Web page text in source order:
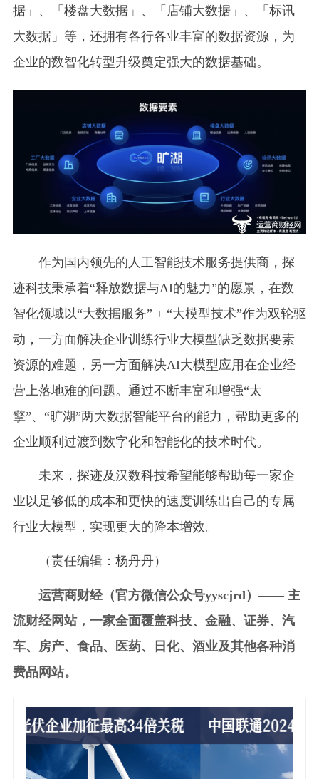
据」、「楼盘大数据」、「店铺大数据」、「标讯
大数据」等，还拥有各行各业丰富的数据资源，为
企业的数智化转型升级奠定强大的数据基础。
作为国内领先的人工智能技术服务提供商，探
迹科技秉承着“释放数据与AI的魅力”的愿景，在数
智化领域以“大数据服务” + “大模型技术”作为双轮驱
动，一方面解决企业训练行业大模型缺乏数据要素
资源的难题，另一方面解决AI大模型应用在企业经
营上落地难的问题。通过不断丰富和增强“太
擎”、“旷湖”两大数据智能平台的能力，帮助更多的
企业顺利过渡到数字化和智能化的技术时代。
未来，探迹及汉数科技希望能够帮助每一家企
业以足够低的成本和更快的速度训练出自己的专属
行业大模型，实现更大的降本增效。
（责任编辑：杨丹丹）
运营商财经（官方微信公众号yyscjrd）—— 主
流财经网站，一家全面覆盖科技、金融、证券、汽
车、房产、食品、医药、日化、酒业及其他各种消
费品网站。